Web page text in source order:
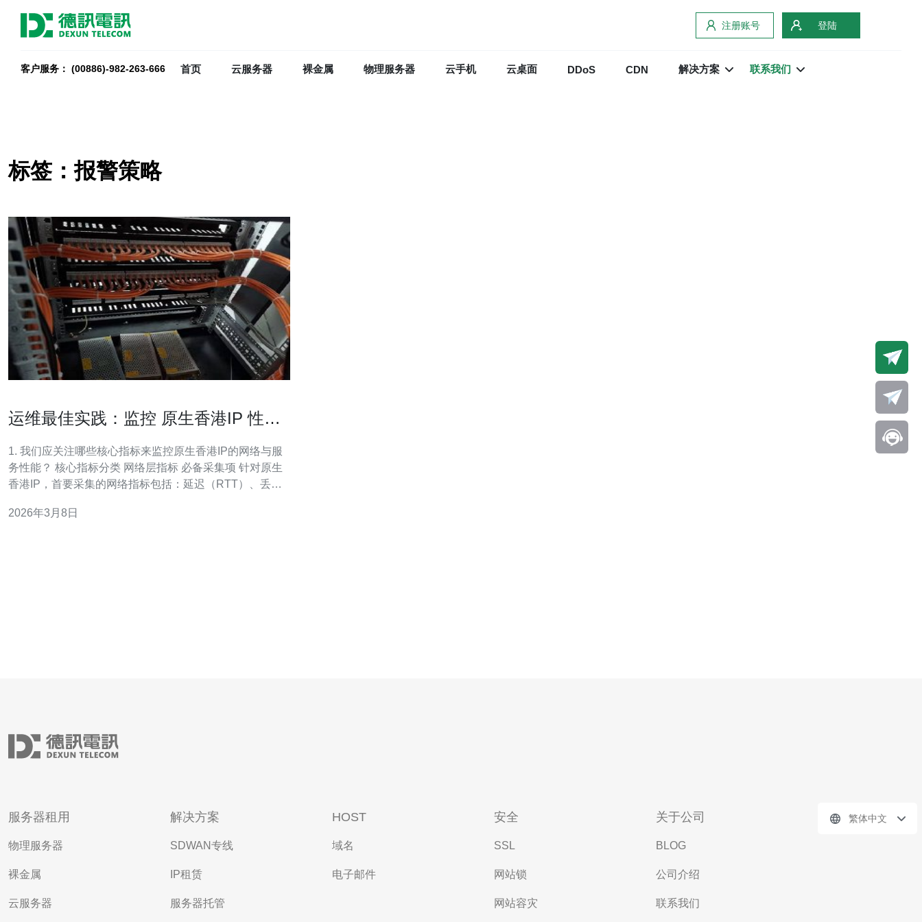
注册账号 登陆
客户服务： (00886)-982-263-666 首页 云服务器 裸金属 物理服务器 云手机 云桌面 DDoS CDN 解决方案 联系我们
标签：报警策略
运维最佳实践：监控 原生香港IP 性能
1. 我们应关注哪些核心指标来监控原生香港IP的网络与服
务性能？ 核心指标分类 网络层指标 必备采集项 针对原生
香港IP，首要采集的网络指标包括：延迟（RTT）、丢包
用户体验。 此外，需关注路由变更、BGP事件和ASN跳数
2026年3月8日
服务器租用
物理服务器
裸金属
云服务器
解决方案
SDWAN专线
IP租赁
服务器托管
HOST
域名
电子邮件
安全
SSL
网站锁
网站容灾
关于公司
BLOG
公司介绍
联系我们
繁体中文